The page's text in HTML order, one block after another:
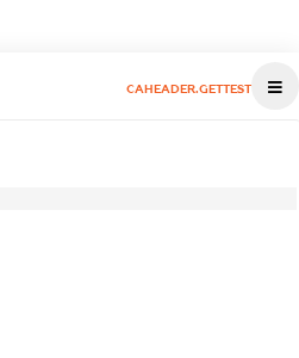
CAHEADER.GETTEST